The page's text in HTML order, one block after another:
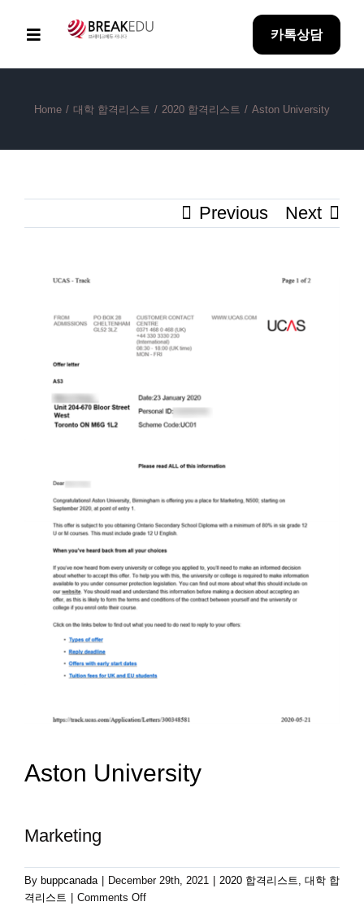
content
Toggle
Home
아이혼자유학
합격성과
영어캠프
카톡상담
Home / 대학 합격리스트 / 2020 합격리스트 / Aston University
Previous Next
View
Larger
Aston University
Marketing
By buppcanada December 29th, 2021 2020 합격리스트, 대학 합
격리스트
Comments Offon